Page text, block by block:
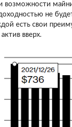
возможности
не
есть свои
вверх.